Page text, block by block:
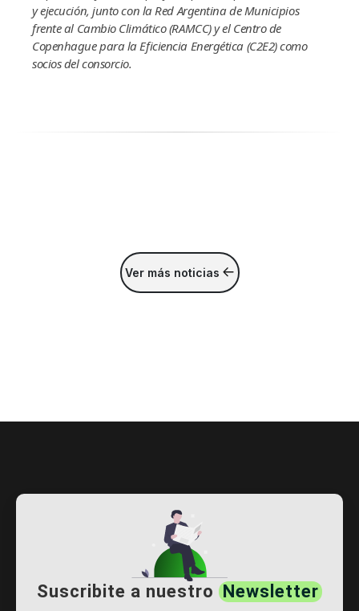
y ejecución, junto con la Red Argentina de Municipios
frente al Cambio Climático (RAMCC) y el Centro de
Copenhague para la Eficiencia Energética (C2E2) como
socios del consorcio.
Ver más noticias
Suscribite a nuestro Newsletter